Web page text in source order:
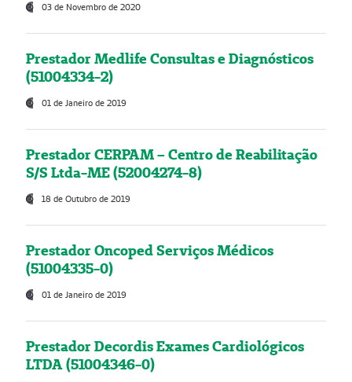
03 de Novembro de 2020
Prestador Medlife Consultas e Diagnósticos
(51004334-2)
01 de Janeiro de 2019
Prestador CERPAM – Centro de Reabilitação
S/S Ltda-ME (52004274-8)
18 de Outubro de 2019
Prestador Oncoped Serviços Médicos
(51004335-0)
01 de Janeiro de 2019
Prestador Decordis Exames Cardiológicos
LTDA (51004346-0)